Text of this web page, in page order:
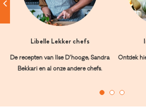
Libelle Lekker chefs
De recepten van Ilse D’hooge, Sandra
Bekkari en al onze andere chefs.
Ontdek